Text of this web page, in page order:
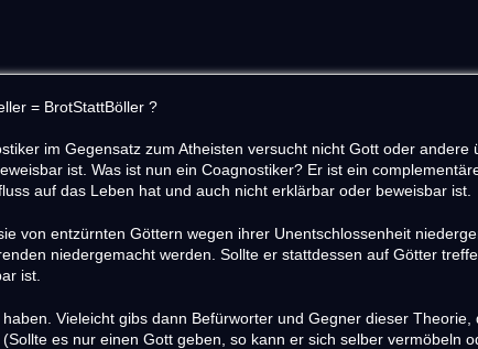
= BrotStattBöller ?
im Gegensatz zum Atheisten versucht nicht Gott oder
ist. Was ist nun ein Coagnostiker? Er ist ein
auf das Leben hat und auch nicht erklärbar oder beweisbar ist.
von entzürnten Göttern wegen ihrer Unentschlossenheit
niedergemacht werden. Sollte er stattdessen auf Götter
ist.
Vieleicht gibs dann Befürworter und Gegner dieser
es nur einen Gott geben, so kann er sich selber vermöbeln